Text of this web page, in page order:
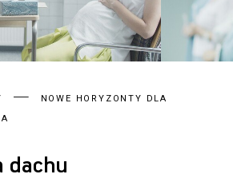
NOWE HORYZONTY DLA
dachu